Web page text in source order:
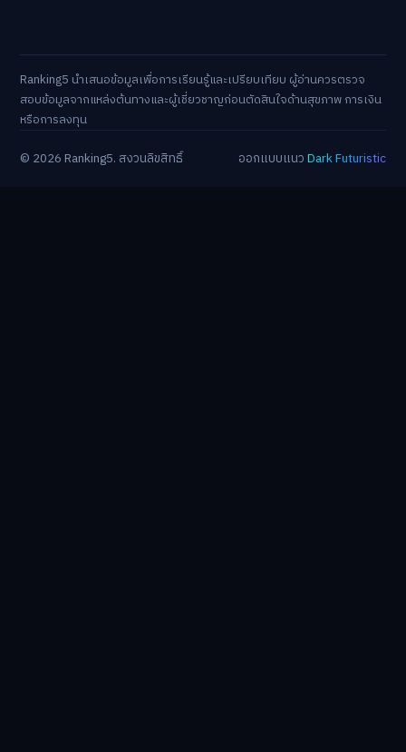
Ranking5 นำเสนอข้อมูลเพื่อการเรียนรู้และเปรียบเทียบ ผู้อ่านควรตรวจ
สอบข้อมูลจากแหล่งต้นทางและผู้เชี่ยวชาญก่อนตัดสินใจด้านสุขภาพ การเงิน
หรือการลงทุน
© 2026 Ranking5. สงวนลิขสิทธิ์
ออกแบบแนวDark Futuristic